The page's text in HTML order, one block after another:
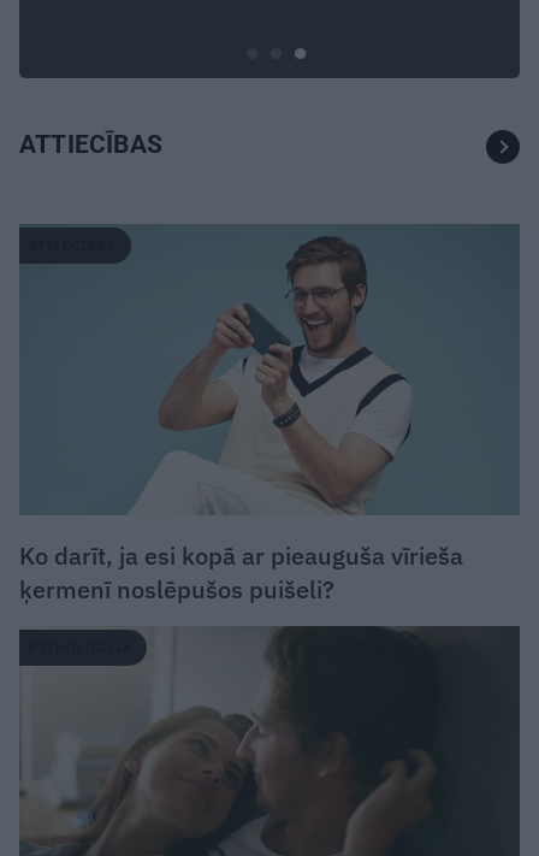
ATTIECĪBAS
Ko darīt, ja esi kopā ar pieauguša vīrieša
ķermenī noslēpušos puišeli?